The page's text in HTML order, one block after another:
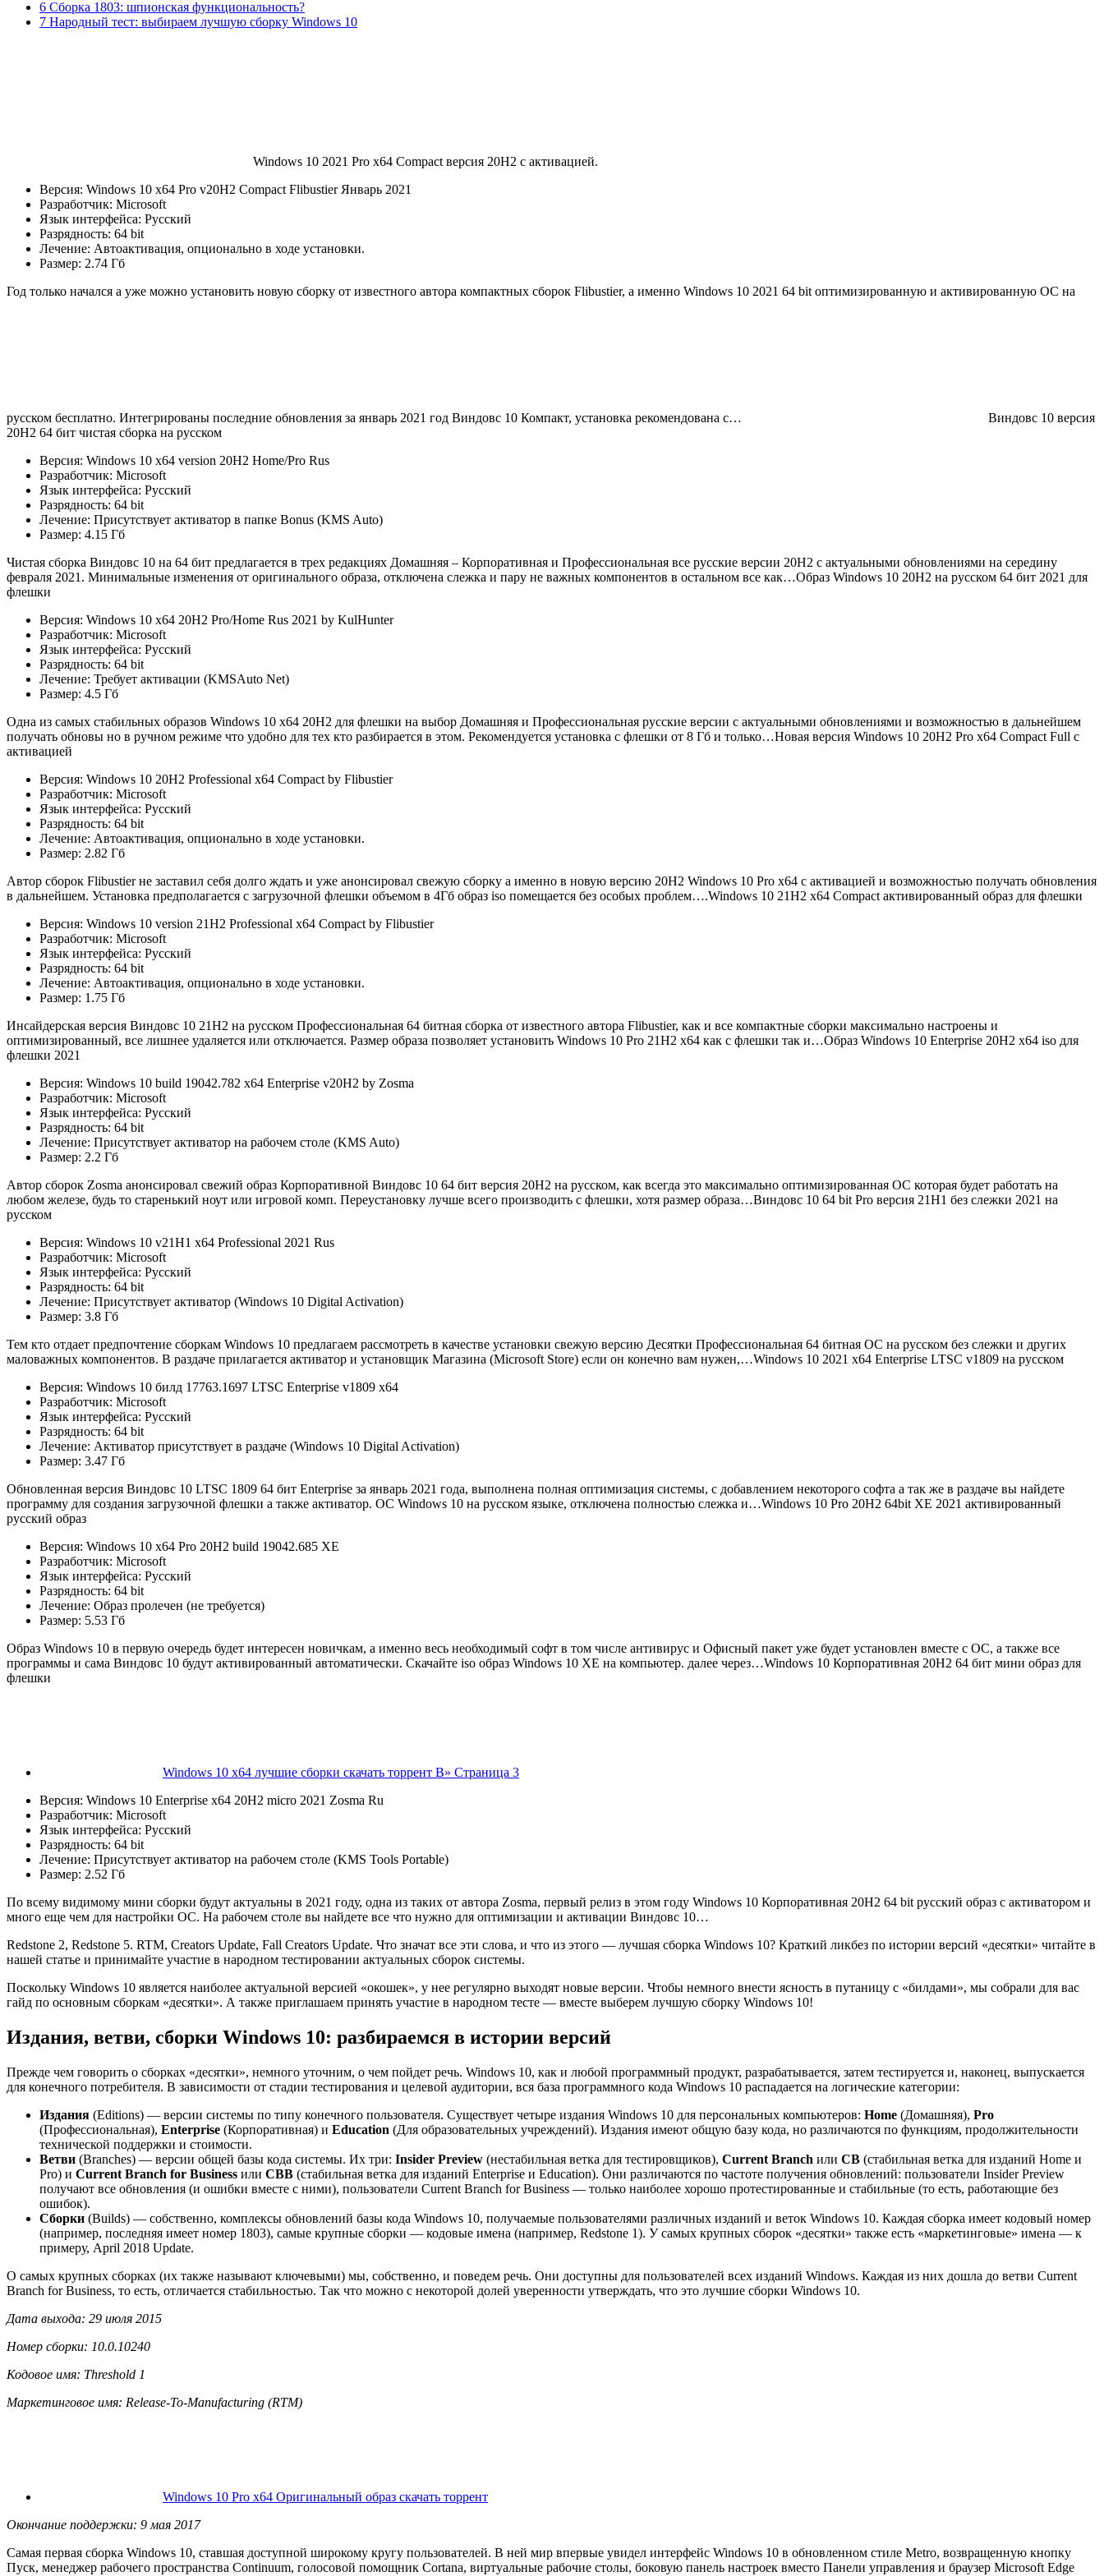
6 Сборка 1803: шпионская функциональность?
7 Народный тест: выбираем лучшую сборку Windows 10
Windows 10 2021 Pro x64 Compact версия 20H2 с активацией.
Версия: Windows 10 x64 Pro v20H2 Compact Flibustier Январь 2021
Разработчик: Microsoft
Язык интерфейса: Русский
Разрядность: 64 bit
Лечение: Автоактивация, опционально в ходе установки.
Размер: 2.74 Гб
Год только начался а уже можно установить новую сборку от известного автора компактных сборок Flibustier, а именно Windows 10 2021 64 bit оптимизированную и активированную ОС на
русском бесплатно. Интегрированы последние обновления за январь 2021 год Виндовс 10 Компакт, установка рекомендована с…
Виндовс 10 версия
20H2 64 бит чистая сборка на русском
Версия: Windows 10 x64 version 20H2 Home/Pro Rus
Разработчик: Microsoft
Язык интерфейса: Русский
Разрядность: 64 bit
Лечение: Присутствует активатор в папке Bonus (KMS Auto)
Размер: 4.15 Гб
Чистая сборка Виндовс 10 на 64 бит предлагается в трех редакциях Домашняя – Корпоративная и Профессиональная все русские версии 20H2 с актуальными обновлениями на середину
февраля 2021. Минимальные изменения от оригинального образа, отключена слежка и пару не важных компонентов в остальном все как…Образ Windows 10 20H2 на русском 64 бит 2021 для
флешки
Версия: Windows 10 x64 20H2 Pro/Home Rus 2021 by KulHunter
Разработчик: Microsoft
Язык интерфейса: Русский
Разрядность: 64 bit
Лечение: Требует активации (KMSAuto Net)
Размер: 4.5 Гб
Одна из самых стабильных образов Windows 10 x64 20H2 для флешки на выбор Домашняя и Профессиональная русские версии с актуальными обновлениями и возможностью в дальнейшем
получать обновы но в ручном режиме что удобно для тех кто разбирается в этом. Рекомендуется установка с флешки от 8 Гб и только…Новая версия Windows 10 20H2 Pro x64 Compact Full с
активацией
Версия: Windows 10 20H2 Professional x64 Compact by Flibustier
Разработчик: Microsoft
Язык интерфейса: Русский
Разрядность: 64 bit
Лечение: Автоактивация, опционально в ходе установки.
Размер: 2.82 Гб
Автор сборок Flibustier не заставил себя долго ждать и уже анонсировал свежую сборку а именно в новую версию 20H2 Windows 10 Pro x64 с активацией и возможностью получать обновления
в дальнейшем. Установка предполагается с загрузочной флешки объемом в 4Гб образ iso помещается без особых проблем….Windows 10 21H2 x64 Compact активированный образ для флешки
Версия: Windows 10 version 21H2 Professional x64 Compact by Flibustier
Разработчик: Microsoft
Язык интерфейса: Русский
Разрядность: 64 bit
Лечение: Автоактивация, опционально в ходе установки.
Размер: 1.75 Гб
Инсайдерская версия Виндовс 10 21H2 на русском Профессиональная 64 битная сборка от известного автора Flibustier, как и все компактные сборки максимально настроены и
оптимизированный, все лишнее удаляется или отключается. Размер образа позволяет установить Windows 10 Pro 21H2 x64 как с флешки так и…Образ Windows 10 Enterprise 20H2 x64 iso для
флешки 2021
Версия: Windows 10 build 19042.782 x64 Enterprise v20H2 by Zosma
Разработчик: Microsoft
Язык интерфейса: Русский
Разрядность: 64 bit
Лечение: Присутствует активатор на рабочем столе (KMS Auto)
Размер: 2.2 Гб
Автор сборок Zosma анонсировал свежий образ Корпоративной Виндовс 10 64 бит версия 20H2 на русском, как всегда это максимально оптимизированная ОС которая будет работать на
любом железе, будь то старенький ноут или игровой комп. Переустановку лучше всего производить с флешки, хотя размер образа…Виндовс 10 64 bit Pro версия 21H1 без слежки 2021 на
русском
Версия: Windows 10 v21H1 x64 Professional 2021 Rus
Разработчик: Microsoft
Язык интерфейса: Русский
Разрядность: 64 bit
Лечение: Присутствует активатор (Windows 10 Digital Activation)
Размер: 3.8 Гб
Тем кто отдает предпочтение сборкам Windows 10 предлагаем рассмотреть в качестве установки свежую версию Десятки Профессиональная 64 битная ОС на русском без слежки и других
маловажных компонентов. В раздаче прилагается активатор и установщик Магазина (Microsoft Store) если он конечно вам нужен,…Windows 10 2021 x64 Enterprise LTSC v1809 на русском
Версия: Windows 10 билд 17763.1697 LTSC Enterprise v1809 x64
Разработчик: Microsoft
Язык интерфейса: Русский
Разрядность: 64 bit
Лечение: Активатор присутствует в раздаче (Windows 10 Digital Activation)
Размер: 3.47 Гб
Обновленная версия Виндовс 10 LTSC 1809 64 бит Enterprise за январь 2021 года, выполнена полная оптимизация системы, с добавлением некоторого софта а так же в раздаче вы найдете
программу для создания загрузочной флешки а также активатор. ОС Windows 10 на русском языке, отключена полностью слежка и…Windows 10 Pro 20H2 64bit XE 2021 активированный
русский образ
Версия: Windows 10 x64 Pro 20H2 build 19042.685 XE
Разработчик: Microsoft
Язык интерфейса: Русский
Разрядность: 64 bit
Лечение: Образ пролечен (не требуется)
Размер: 5.53 Гб
Образ Windows 10 в первую очередь будет интересен новичкам, а именно весь необходимый софт в том числе антивирус и Офисный пакет уже будет установлен вместе с ОС, а также все
программы и сама Виндовс 10 будут активированный автоматически. Скачайте iso образ Windows 10 XE на компьютер. далее через…Windows 10 Корпоративная 20H2 64 бит мини образ для
флешки
Windows 10 x64 лучшие сборки скачать торрент В» Страница 3
Версия: Windows 10 Enterprise x64 20H2 micro 2021 Zosma Ru
Разработчик: Microsoft
Язык интерфейса: Русский
Разрядность: 64 bit
Лечение: Присутствует активатор на рабочем столе (KMS Tools Portable)
Размер: 2.52 Гб
По всему видимому мини сборки будут актуальны в 2021 году, одна из таких от автора Zosma, первый релиз в этом году Windows 10 Корпоративная 20H2 64 bit русский образ с активатором и
много еще чем для настройки ОС. На рабочем столе вы найдете все что нужно для оптимизации и активации Виндовс 10…
Redstone 2, Redstone 5. RTM, Creators Update, Fall Creators Update. Что значат все эти слова, и что из этого — лучшая сборка Windows 10? Краткий ликбез по истории версий «десятки» читайте в
нашей статье и принимайте участие в народном тестировании актуальных сборок системы.
Поскольку Windows 10 является наиболее актуальной версией «окошек», у нее регулярно выходят новые версии. Чтобы немного внести ясность в путаницу с «билдами», мы собрали для вас
гайд по основным сборкам «десятки». А также приглашаем принять участие в народном тесте — вместе выберем лучшую сборку Windows 10!
Издания, ветви, сборки Windows 10: разбираемся в истории версий
Прежде чем говорить о сборках «десятки», немного уточним, о чем пойдет речь. Windows 10, как и любой программный продукт, разрабатывается, затем тестируется и, наконец, выпускается
для конечного потребителя. В зависимости от стадии тестирования и целевой аудитории, вся база программного кода Windows 10 распадается на логические категории:
Издания (Editions) — версии системы по типу конечного пользователя. Существует четыре издания Windows 10 для персональных компьютеров: Home (Домашняя), Pro
(Профессиональная), Enterprise (Корпоративная) и Education (Для образовательных учреждений). Издания имеют общую базу кода, но различаются по функциям, продолжительности
технической поддержки и стоимости.
Ветви (Branches) — версии общей базы кода системы. Их три: Insider Preview (нестабильная ветка для тестировщиков), Current Branch или CB (стабильная ветка для изданий Home и
Pro) и Current Branch for Business или CBB (стабильная ветка для изданий Enterprise и Education). Они различаются по частоте получения обновлений: пользователи Insider Preview
получают все обновления (и ошибки вместе с ними), пользователи Current Branch for Business — только наиболее хорошо протестированные и стабильные (то есть, работающие без
ошибок).
Сборки (Builds) — собственно, комплексы обновлений базы кода Windows 10, получаемые пользователями различных изданий и веток Windows 10. Каждая сборка имеет кодовый номер
(например, последняя имеет номер 1803), самые крупные сборки — кодовые имена (например, Redstone 1). У самых крупных сборок «десятки» также есть «маркетинговые» имена — к
примеру, April 2018 Update.
О самых крупных сборках (их также называют ключевыми) мы, собственно, и поведем речь. Они доступны для пользователей всех изданий Windows. Каждая из них дошла до ветви Current
Branch for Business, то есть, отличается стабильностью. Так что можно с некоторой долей уверенности утверждать, что это лучшие сборки Windows 10.
Дата выхода: 29 июля 2015
Номер сборки: 10.0.10240
Кодовое имя: Threshold 1
Маркетинговое имя: Release-To-Manufacturing (RTM)
Windows 10 Pro x64 Оригинальный образ скачать торрент
Окончание поддержки: 9 мая 2017
Самая первая сборка Windows 10, ставшая доступной широкому кругу пользователей. В ней мир впервые увидел интерфейс Windows 10 в обновленном стиле Metro, возвращенную кнопку
Пуск, менеджер рабочего пространства Continuum, голосовой помощник Cortana, виртуальные рабочие столы, боковую панель настроек вместо Панели управления и браузер Microsoft Edge